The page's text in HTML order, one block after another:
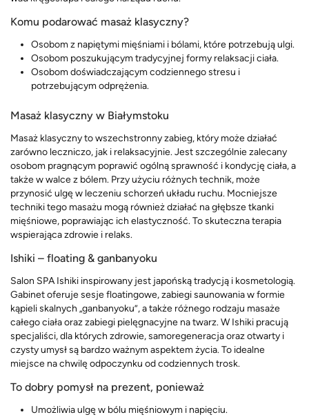
Komu podarować masaż klasyczny?
Osobom z napiętymi mięśniami i bólami, które potrzebują ulgi.
Osobom poszukującym tradycyjnej formy relaksacji ciała.
Osobom doświadczającym codziennego stresu i
potrzebującym odprężenia.
Masaż klasyczny w Białymstoku
Masaż klasyczny to wszechstronny zabieg, który może działać
zarówno leczniczo, jak i relaksacyjnie. Jest szczególnie zalecany
osobom pragnącym poprawić ogólną sprawność i kondycję ciała, a
także w walce z bólem. Przy użyciu różnych technik, może
przynosić ulgę w leczeniu schorzeń układu ruchu. Mocniejsze
techniki tego masażu mogą również działać na głębsze tkanki
mięśniowe, poprawiając ich elastyczność. To skuteczna terapia
wspierająca zdrowie i relaks.
Ishiki – floating & ganbanyoku
Salon SPA Ishiki inspirowany jest japońską tradycją i kosmetologią.
Gabinet oferuje sesje floatingowe, zabiegi saunowania w formie
kąpieli skalnych „ganbanyoku”, a także różnego rodzaju masaże
całego ciała oraz zabiegi pielęgnacyjne na twarz. W Ishiki pracują
specjaliści, dla których zdrowie, samoregeneracja oraz otwarty i
czysty umysł są bardzo ważnym aspektem życia. To idealne
miejsce na chwilę odpoczynku od codziennych trosk.
To dobry pomysł na prezent, ponieważ
Umożliwia ulgę w bólu mięśniowym i napięciu.